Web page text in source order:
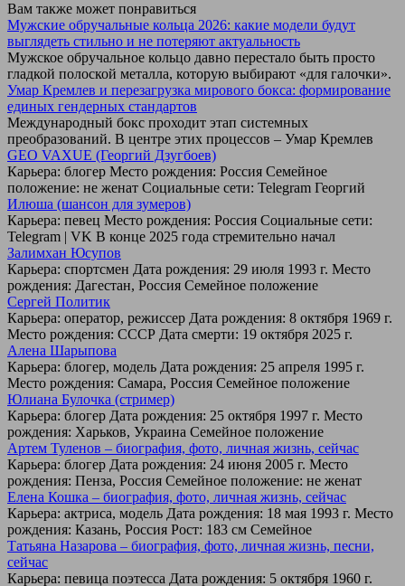
Вам также может понравиться
Мужские обручальные кольца 2026: какие модели будут
выглядеть стильно и не потеряют актуальность
Мужское обручальное кольцо давно перестало быть просто
гладкой полоской металла, которую выбирают «для галочки».
Умар Кремлев и перезагрузка мирового бокса: формирование
единых гендерных стандартов
Международный бокс проходит этап системных
преобразований. В центре этих процессов – Умар Кремлев
GEO VAXUE (Георгий Дзугбоев)
Карьера: блогер Место рождения: Россия Семейное
положение: не женат Социальные сети: Telegram Георгий
Илюша (шансон для зумеров)
Карьера: певец Место рождения: Россия Социальные сети:
Telegram | VK В конце 2025 года стремительно начал
Залимхан Юсупов
Карьера: спортсмен Дата рождения: 29 июля 1993 г. Место
рождения: Дагестан, Россия Семейное положение
Сергей Политик
Карьера: оператор, режиссер Дата рождения: 8 октября 1969 г.
Место рождения: СССР Дата смерти: 19 октября 2025 г.
Алена Шарыпова
Карьера: блогер, модель Дата рождения: 25 апреля 1995 г.
Место рождения: Самара, Россия Семейное положение
Юлиана Булочка (стример)
Карьера: блогер Дата рождения: 25 октября 1997 г. Место
рождения: Харьков, Украина Семейное положение
Артем Туленов – биография, фото, личная жизнь, сейчас
Карьера: блогер Дата рождения: 24 июня 2005 г. Место
рождения: Пенза, Россия Семейное положение: не женат
Елена Кошка – биография, фото, личная жизнь, сейчас
Карьера: актриса, модель Дата рождения: 18 мая 1993 г. Место
рождения: Казань, Россия Рост: 183 см Семейное
Татьяна Назарова – биография, фото, личная жизнь, песни,
сейчас
Карьера: певица поэтесса Дата рождения: 5 октября 1960 г.